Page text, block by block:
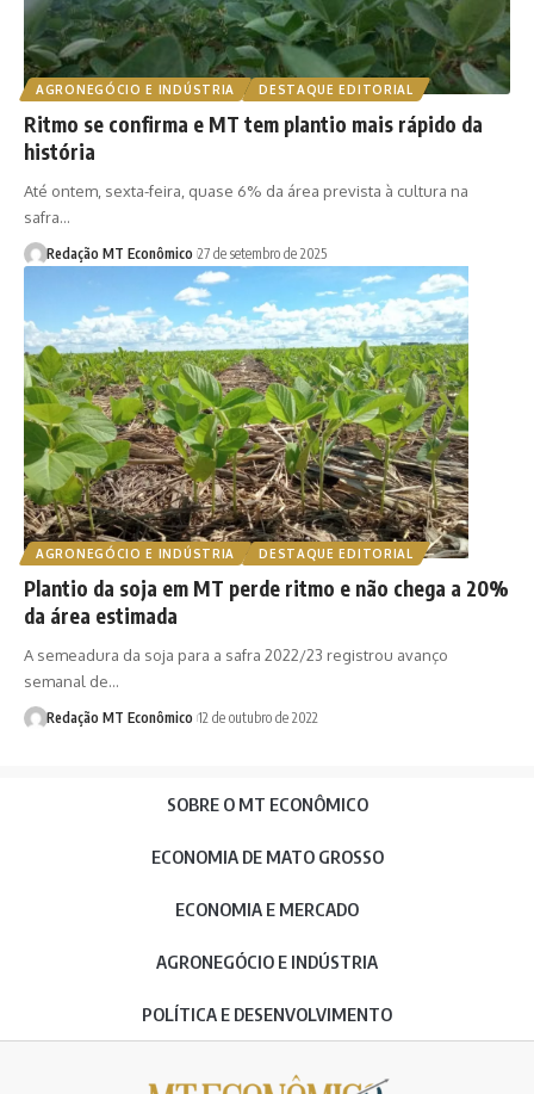
AGRONEGÓCIO E INDÚSTRIA DESTAQUE EDITORIAL
Ritmo se confirma e MT tem plantio mais rápido da
história
Até ontem, sexta-feira, quase 6% da área prevista à cultura na
safra…
Redação MT Econômico 27 de setembro de 2025
AGRONEGÓCIO E INDÚSTRIA DESTAQUE EDITORIAL
Plantio da soja em MT perde ritmo e não chega a 20%
da área estimada
A semeadura da soja para a safra 2022/23 registrou avanço
semanal de…
Redação MT Econômico 12 de outubro de 2022
SOBRE O MT ECONÔMICO
ECONOMIA DE MATO GROSSO
ECONOMIA E MERCADO
AGRONEGÓCIO E INDÚSTRIA
POLÍTICA E DESENVOLVIMENTO